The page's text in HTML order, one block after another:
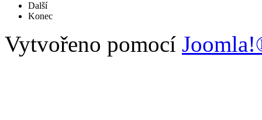
Další
Konec
Vytvořeno pomocí